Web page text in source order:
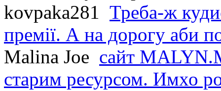
kovpaka281 Треба-ж
премії. А на дорогу аби
Malina Joe сайт
старим ресурсом. Имхо